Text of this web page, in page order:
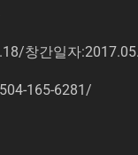
창간일자
165-6281/